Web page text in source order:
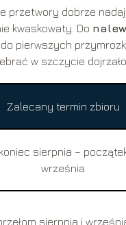
przetwory dobrze
kwaskowaty. Do
pierwszych
w szczycie
Zalecany termin zbioru
koniec sierpnia –
września
sierpnia i